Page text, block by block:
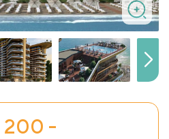
200 -